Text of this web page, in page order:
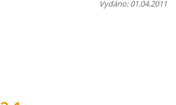
Vydáno: 01.04.2011